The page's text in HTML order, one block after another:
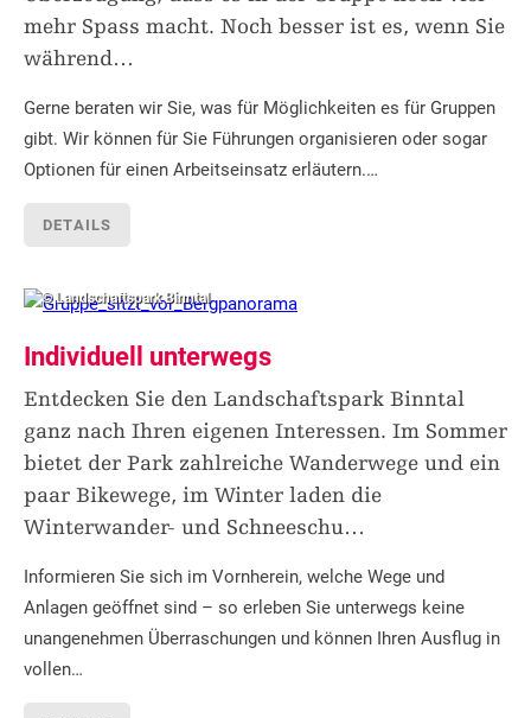
mehr Spass macht. Noch besser ist es, wenn Sie
während…
Gerne beraten wir Sie, was für Möglichkeiten es für Gruppen
gibt. Wir können für Sie Führungen organisieren oder sogar
Optionen für einen Arbeitseinsatz erläutern.…
DETAILS
© Landschaftspark Binntal
Individuell unterwegs
Entdecken Sie den Landschaftspark Binntal
ganz nach Ihren eigenen Interessen. Im Sommer
bietet der Park zahlreiche Wanderwege und ein
paar Bikewege, im Winter laden die
Winterwander- und Schneeschu…
Informieren Sie sich im Vornherein, welche Wege und
Anlagen geöffnet sind – so erleben Sie unterwegs keine
unangenehmen Überraschungen und können Ihren Ausflug in
vollen…